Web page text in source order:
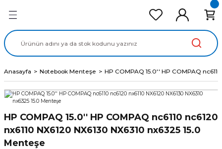
Ekran Panel
Data Kablo
Anasayfa Notebook Menteşe HP COMPAQ 15.0'' HP COMPAQ
HP COMPAQ 15.0'' HP COMPAQ nc6110 nc6120
nx6110 NX6120 NX6130 NX6310 nx6325 15.0
Menteşe